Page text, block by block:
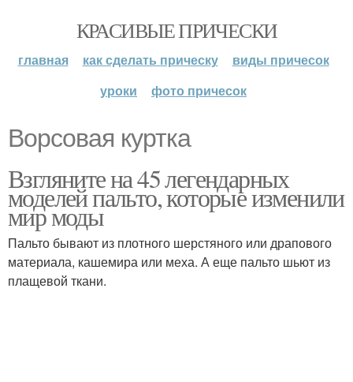
КРАСИВЫЕ ПРИЧЕСКИ
главная как сделать прическу
виды причесок
уроки
фото причесок
Ворсовая куртка
Взгляните на 45 легендарных
моделей пальто, которые изменили
мир моды
Пальто бывают из плотного шерстяного или драпового
материала, кашемира или меха. А еще пальто шьют из
плащевой ткани.